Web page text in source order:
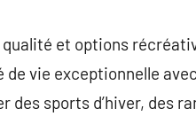
qualité et options
de vie exceptionnelle
des sports d’hiver, des